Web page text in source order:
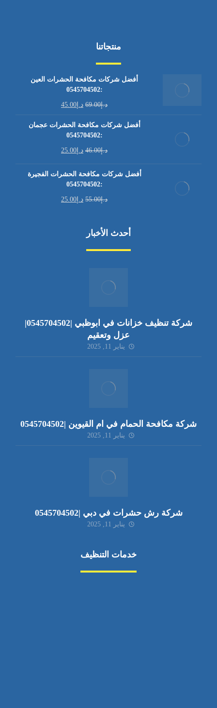
منتجاتنا
أفضل شركات مكافحة الحشرات العين
:0545704502
د.إ69.00 د.إ 45.00
أفضل شركات مكافحة الحشرات عجمان
:0545704502
د.إ46.00 د.إ 25.00
أفضل شركات مكافحة الحشرات الفجيرة
:0545704502
د.إ55.00 د.إ 25.00
أحدث الأخبار
شركة تنظيف خزانات في ابوظبي |0545704502|
عزل وتعقيم
يناير 11, 2025
شركة مكافحة الحمام في ام القيوين |0545704502
يناير 11, 2025
شركة رش حشرات في دبي |0545704502
يناير 11, 2025
خدمات التنظيف